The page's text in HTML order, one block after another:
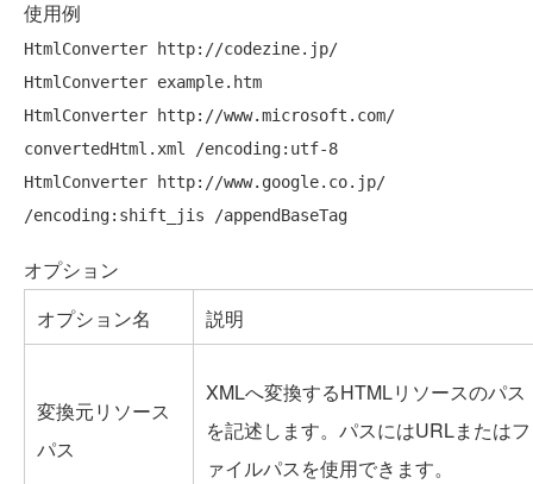
使用例
HtmlConverter http://codezine.jp/
HtmlConverter example.htm
HtmlConverter http://www.microsoft.com/
convertedHtml.xml /encoding:utf-8
HtmlConverter http://www.google.co.jp/
オプション
オプション名
説明
変換元リソース
パス
XMLへ変換するHTMLリソースのパス
を記述します。パスにはURLまたはフ
ァイルパスを使用できます。